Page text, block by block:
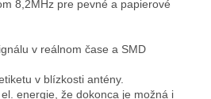
8,2MHz pre pevné a papierové
v reálnom čase a SMD
v blízkosti antény.
energie, že dokonca je možná i